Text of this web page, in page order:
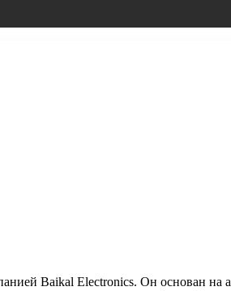
Baikal Electronics. Он основан на